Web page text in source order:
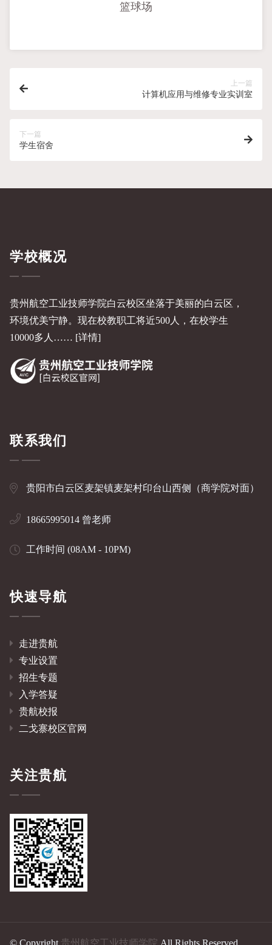
篮球场
上一篇
计算机应用与维修专业实训室
下一篇
学生宿舍
学校概况
贵州航空工业技师学院白云校区坐落于美丽的白云区，
环境优美宁静。现在校教职工将近500人，在校学生
10000多人…… [详情]
联系我们
贵阳市白云区麦架镇麦架村印台山西侧（商学院对面）
18665995014 曾老师
工作时间 (08AM - 10PM)
快速导航
走进贵航
专业设置
招生专题
入学答疑
贵航校报
二戈寨校区官网
关注贵航
© Copyright 贵州航空工业技师学院 All Rights Reserved.